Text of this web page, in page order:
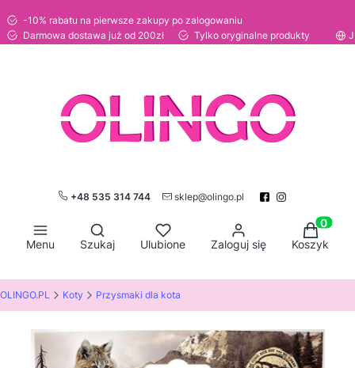
-10% rabatu na pierwsze zakupy po zalogowaniu
Darmowa dostawa już od 200zł
Tylko oryginalne produkty
+48 535 314 744 sklep@olingo.pl
Menu
Otwórz wyszukiwarkę
Szukaj Ulubione Zaloguj się Koszyk
OLINGO.PL Koty Przysmaki dla kota